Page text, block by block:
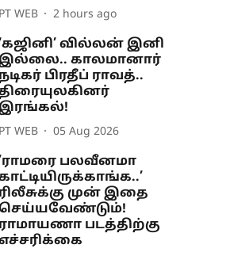
PT WEB 2 hours ago
வில்லன் இனி
காலமானார்
நடிகர் பிரதீப் ராவத்..
PT WEB 05 Aug 2026
பலவீனமா
ரிலீசுக்கு முன் இதை
ராமாயணா படத்திற்கு